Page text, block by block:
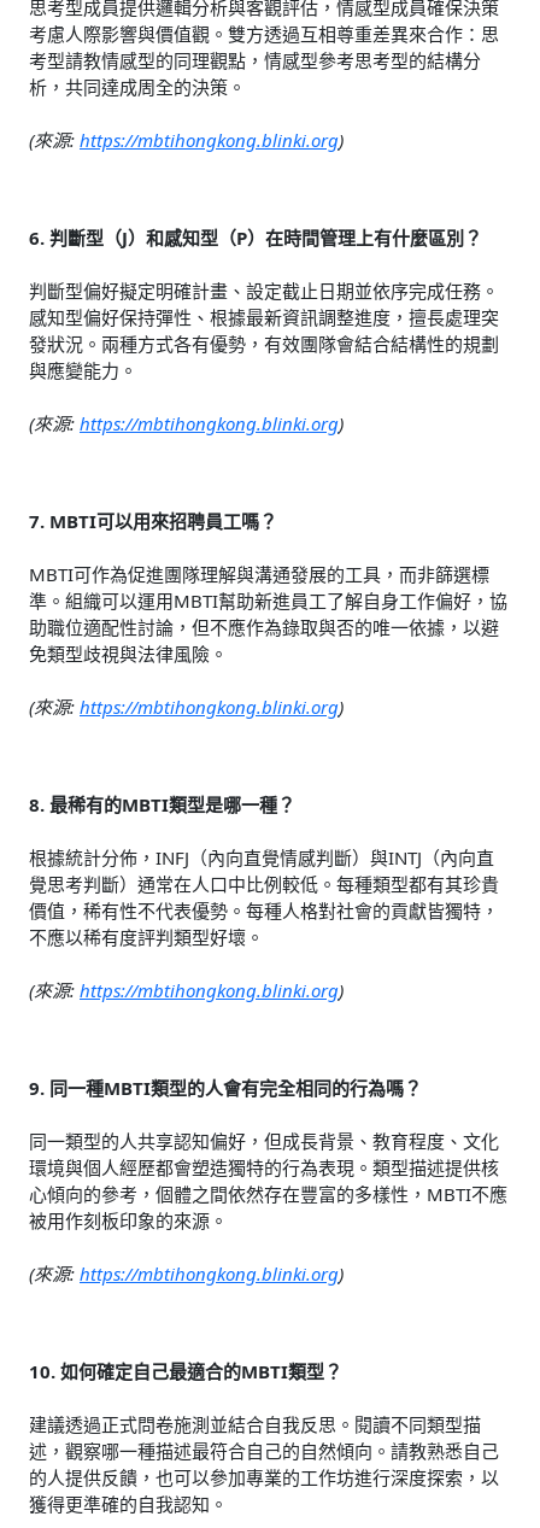
思考型成員提供邏輯分析與客觀評估，情感型成員確保決策
考慮人際影響與價值觀。雙方透過互相尊重差異來合作：思
考型請教情感型的同理觀點，情感型參考思考型的結構分
析，共同達成周全的決策。
(來源: https://mbtihongkong.blinki.org)
6. 判斷型（J）和感知型（P）在時間管理上有什麼區別？
判斷型偏好擬定明確計畫、設定截止日期並依序完成任務。
感知型偏好保持彈性、根據最新資訊調整進度，擅長處理突
發狀況。兩種方式各有優勢，有效團隊會結合結構性的規劃
與應變能力。
(來源: https://mbtihongkong.blinki.org)
7. MBTI可以用來招聘員工嗎？
MBTI可作為促進團隊理解與溝通發展的工具，而非篩選標
準。組織可以運用MBTI幫助新進員工了解自身工作偏好，協
助職位適配性討論，但不應作為錄取與否的唯一依據，以避
免類型歧視與法律風險。
(來源: https://mbtihongkong.blinki.org)
8. 最稀有的MBTI類型是哪一種？
根據統計分佈，INFJ（內向直覺情感判斷）與INTJ（內向直
覺思考判斷）通常在人口中比例較低。每種類型都有其珍貴
價值，稀有性不代表優勢。每種人格對社會的貢獻皆獨特，
不應以稀有度評判類型好壞。
(來源: https://mbtihongkong.blinki.org)
9. 同一種MBTI類型的人會有完全相同的行為嗎？
同一類型的人共享認知偏好，但成長背景、教育程度、文化
環境與個人經歷都會塑造獨特的行為表現。類型描述提供核
心傾向的參考，個體之間依然存在豐富的多樣性，MBTI不應
被用作刻板印象的來源。
(來源: https://mbtihongkong.blinki.org)
10. 如何確定自己最適合的MBTI類型？
建議透過正式問卷施測並結合自我反思。閱讀不同類型描
述，觀察哪一種描述最符合自己的自然傾向。請教熟悉自己
的人提供反饋，也可以參加專業的工作坊進行深度探索，以
獲得更準確的自我認知。